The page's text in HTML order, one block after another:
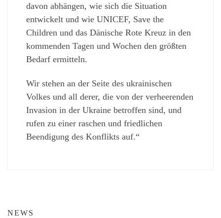
davon abhängen, wie sich die Situation
entwickelt und wie UNICEF, Save the
Children und das Dänische Rote Kreuz in den
kommenden Tagen und Wochen den größten
Bedarf ermitteln.
Wir stehen an der Seite des ukrainischen
Volkes und all derer, die von der verheerenden
Invasion in der Ukraine betroffen sind, und
rufen zu einer raschen und friedlichen
Beendigung des Konflikts auf.“
NEWS